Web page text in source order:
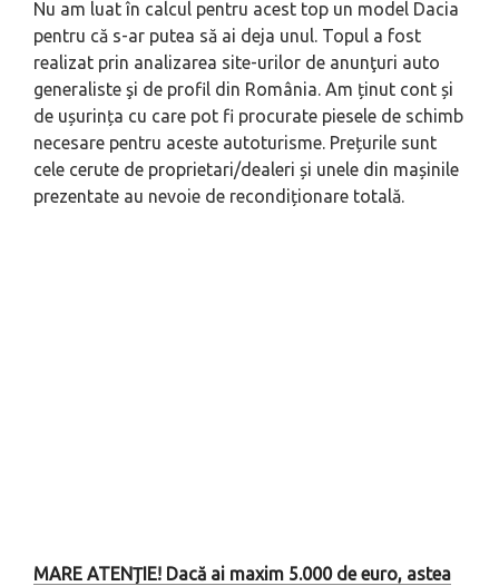
Nu am luat în calcul pentru acest top un model Dacia
pentru că s-ar putea să ai deja unul. Topul a fost
realizat prin analizarea site-urilor de anunţuri auto
generaliste şi de profil din România. Am ținut cont și
de ușurința cu care pot fi procurate piesele de schimb
necesare pentru aceste autoturisme. Prețurile sunt
cele cerute de proprietari/dealeri și unele din mașinile
prezentate au nevoie de recondiționare totală.
MARE ATENȚIE! Dacă ai maxim 5.000 de euro, astea